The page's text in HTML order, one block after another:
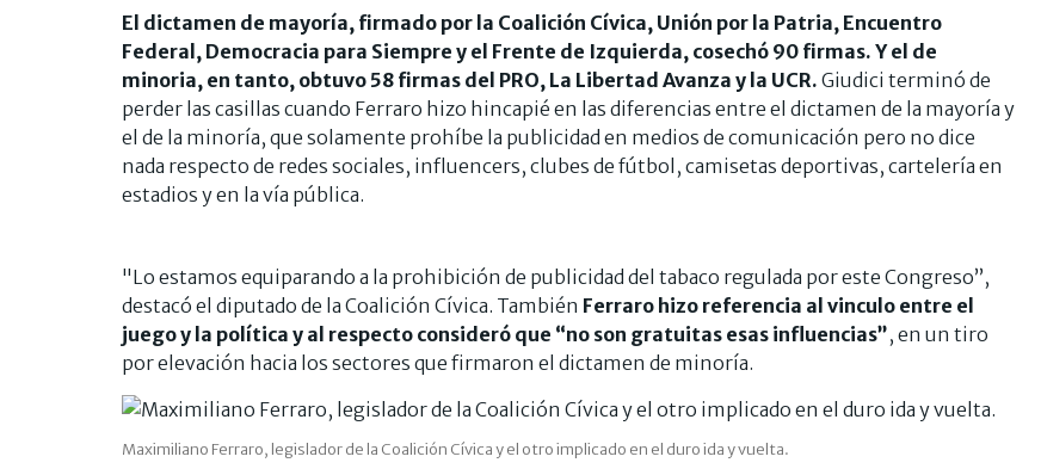
El dictamen de mayoría, firmado por la Coalición Cívica, Unión por la Patria, Encuentro
Federal, Democracia para Siempre y el Frente de Izquierda, cosechó 90 firmas. Y el de
minoria, en tanto, obtuvo 58 firmas del PRO, La Libertad Avanza y la UCR. Giudici terminó de
perder las casillas cuando Ferraro hizo hincapié en las diferencias entre el dictamen de la mayoría y
el de la minoría, que solamente prohíbe la publicidad en medios de comunicación pero no dice
nada respecto de redes sociales, influencers, clubes de fútbol, camisetas deportivas, cartelería en
estadios y en la vía pública.
"Lo estamos equiparando a la prohibición de publicidad del tabaco regulada por este Congreso”,
destacó el diputado de la Coalición Cívica. También Ferraro hizo referencia al vinculo entre el
juego y la política y al respecto consideró que “no son gratuitas esas influencias”, en un tiro
por elevación hacia los sectores que firmaron el dictamen de minoría.
Maximiliano Ferraro, legislador de la Coalición Cívica y el otro implicado en el duro ida y vuelta.